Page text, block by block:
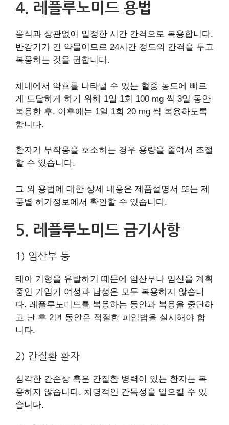
4. 레플루노미드 용법
음식과 상관없이 일정한 시간 간격으로 복용합니다.
반감기가 긴 약물이므로 24시간 정도의 간격을 두고
복용하는 것을 권합니다.
체내에서 약효를 나타낼 수 있는 혈중 농도에 빠르
게 도달하게 하기 위해 1일 1회 100 mg 씩 3일 동안
복용한 후, 이후에는 1일 1회 20 mg 씩 복용하도록
합니다.
환자가 부작용을 호소하는 경우 용량을 줄여서 조절
할 수 있습니다.
그 외 용법에 대한 상세 내용은 제품설명서 또는 제
품별 허가정보에서 확인할 수 있습니다.
5. 레플루노미드 금기사항
1) 임산부 등
태아 기형을 유발하기 때문에 임산부나 임신을 계획
중인 가임기 여성과 남성은 모두 복용하지 않습니
다. 레플루노미드를 복용하는 동안과 복용을 중단하
고 난 후 2년 동안은 적절한 피임법을 실시해야 합
니다.
2) 간질환 환자
심각한 간손상 혹은 간질환 병력이 있는 환자는 복
용하지 않습니다. 치명적인 간독성을 일으킬 수 있
습니다.